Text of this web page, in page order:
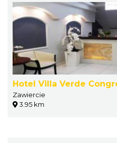
Hotel Villa Verde
Zawiercie
3.95 km